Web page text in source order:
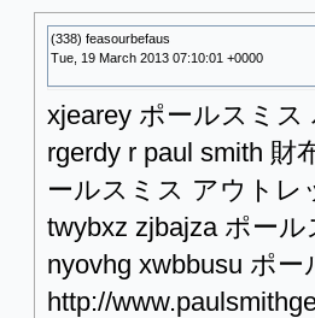
(338) feasourbefaus
Tue, 19 March 2013 07:10:01 +0000
xjearey ポールスミス
rgerdy r paul smith 財
ールスミス アウトレ
twybxz zjbajza ポー
nyovhg xwbbusu ポ
http://